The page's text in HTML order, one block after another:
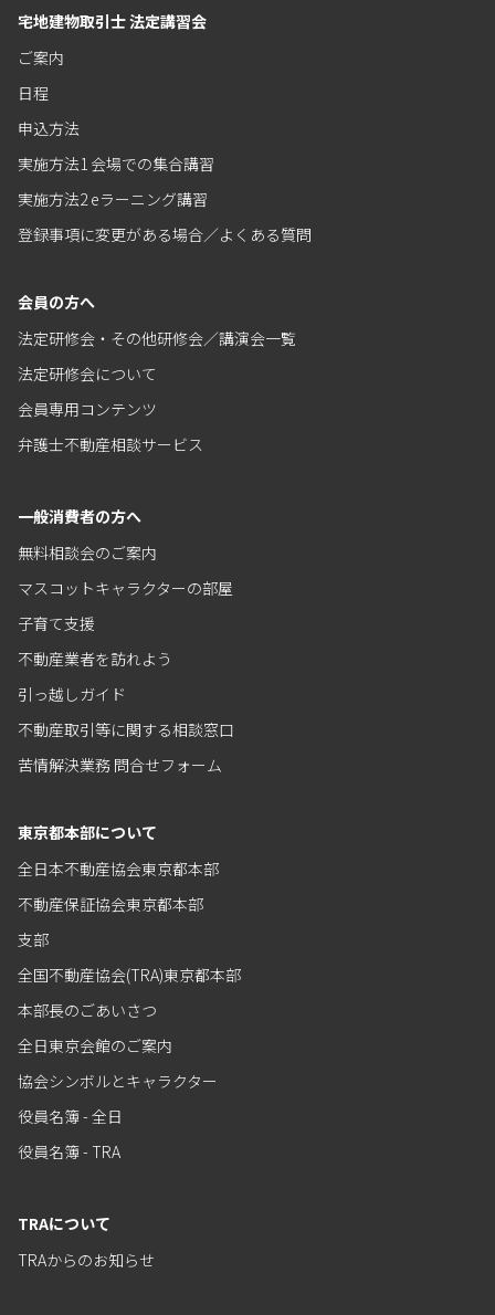
宅地建物取引士 法定講習会
ご案内
日程
申込方法
実施方法1 会場での集合講習
実施方法2 eラーニング講習
登録事項に変更がある場合／よくある質問
会員の方へ
法定研修会・その他研修会／講演会一覧
法定研修会について
会員専用コンテンツ
弁護士不動産相談サービス
一般消費者の方へ
無料相談会のご案内
マスコットキャラクターの部屋
子育て支援
不動産業者を訪れよう
引っ越しガイド
不動産取引等に関する相談窓口
苦情解決業務 問合せフォーム
東京都本部について
全日本不動産協会東京都本部
不動産保証協会東京都本部
支部
全国不動産協会(TRA)東京都本部
本部長のごあいさつ
全日東京会館のご案内
協会シンボルとキャラクター
役員名簿 - 全日
役員名簿 - TRA
TRAについて
TRAからのお知らせ